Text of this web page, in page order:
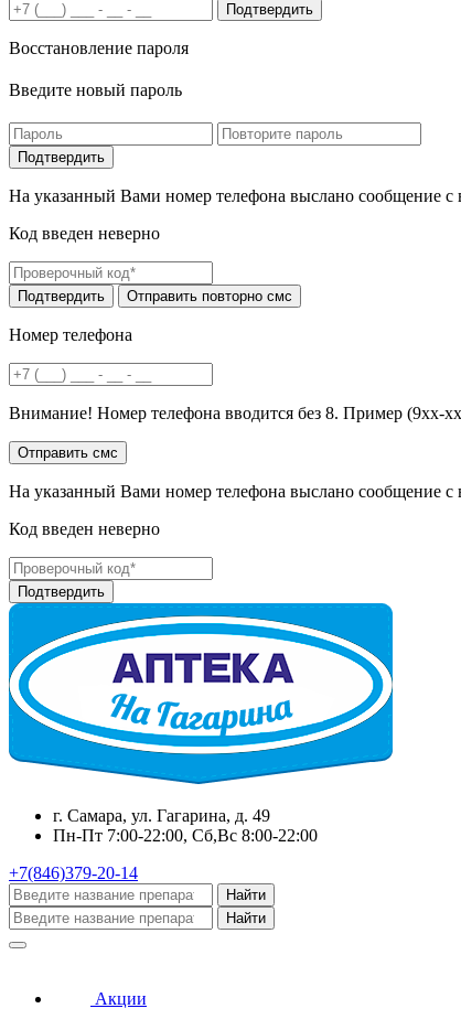
Подтвердить
Восстановление пароля
Введите новый пароль
На указанный Вами номер телефона выслано сообщение
Код введен неверно
Номер телефона
Внимание! Номер телефона вводится без 8. Пример (9хх-
На указанный Вами номер телефона выслано сообщение
Код введен неверно
г. Самара, ул. Гагарина, д. 49
Пн-Пт 7:00-22:00, Сб,Вс 8:00-22:00
+7(846)379-20-14
Найти
Найти
Акции